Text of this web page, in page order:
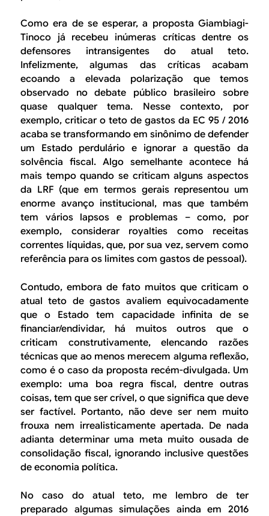
Como era de se esperar, a proposta Giambiagi-
Tinoco já recebeu inúmeras críticas dentre os
defensores intransigentes do atual teto.
Infelizmente, algumas das críticas acabam
ecoando a elevada polarização que temos
observado no debate público brasileiro sobre
quase qualquer tema. Nesse contexto, por
exemplo, criticar o teto de gastos da EC 95 / 2016
acaba se transformando em sinônimo de defender
um Estado perdulário e ignorar a questão da
solvência fiscal. Algo semelhante acontece há
mais tempo quando se criticam alguns aspectos
da LRF (que em termos gerais representou um
enorme avanço institucional, mas que também
tem vários lapsos e problemas – como, por
exemplo, considerar royalties como receitas
correntes líquidas, que, por sua vez, servem como
referência para os limites com gastos de pessoal).
Contudo, embora de fato muitos que criticam o
atual teto de gastos avaliem equivocadamente
que o Estado tem capacidade infinita de se
financiar/endividar, há muitos outros que o
criticam construtivamente, elencando razões
técnicas que ao menos merecem alguma reflexão,
como é o caso da proposta recém-divulgada. Um
exemplo: uma boa regra fiscal, dentre outras
coisas, tem que ser crível, o que significa que deve
ser factível. Portanto, não deve ser nem muito
frouxa nem irrealisticamente apertada. De nada
adianta determinar uma meta muito ousada de
consolidação fiscal, ignorando inclusive questões
de economia política.
No caso do atual teto, me lembro de ter
preparado algumas simulações ainda em 2016